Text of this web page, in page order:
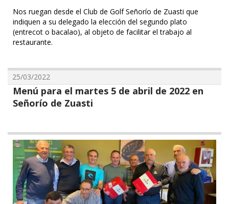
Nos ruegan desde el Club de Golf Señorío de Zuasti que
indiquen a su delegado la elección del segundo plato
(entrecot o bacalao), al objeto de facilitar el trabajo al
restaurante.
25/03/2022
Menú para el martes 5 de abril de 2022 en
Señorío de Zuasti